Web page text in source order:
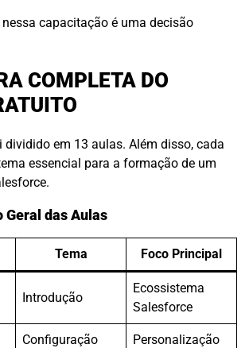
capacitação é uma decisão
COMPLETA DO
dividido em 13 aulas. Além disso, cada
essencial para a formação de um
Geral das Aulas
Tema Foco Principal
Introdução
Ecossistema
Salesforce
Configuração Personalização